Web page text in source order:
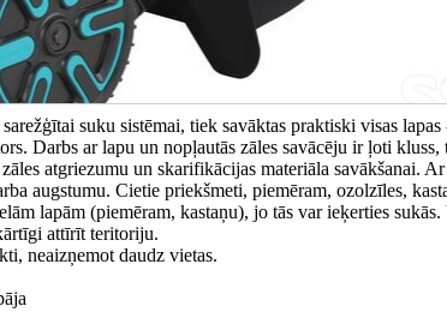
suku sistēmai, tiek savāktas praktiski visas
Darbs ar lapu un nopļautās zāles savācēju ir ļoti kluss,
atgriezumu un skarifikācijas materiāla savākšanai.
augstumu. Cietie priekšmeti, piemēram, ozolzīles,
lapām (piemēram, kastaņu), jo tās var ieķerties
attīrīt teritoriju.
neaizņemot daudz vietas.